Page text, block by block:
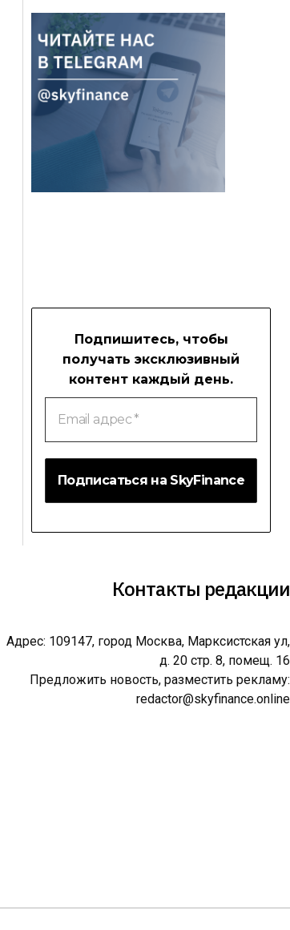
Подпишитесь, чтобы
получать эксклюзивный
контент каждый день.
адрес
Контакты редакции
Адрес: 109147, город Москва, Марксистская ул,
д. 20 стр. 8, помещ. 16
Предложить новость, разместить рекламу:
redactor@skyfinance.online